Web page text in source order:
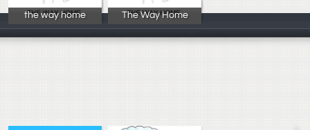
the way home
洪乙心/吳亭誼/
The Way Home
洪乙心/吳亭誼/